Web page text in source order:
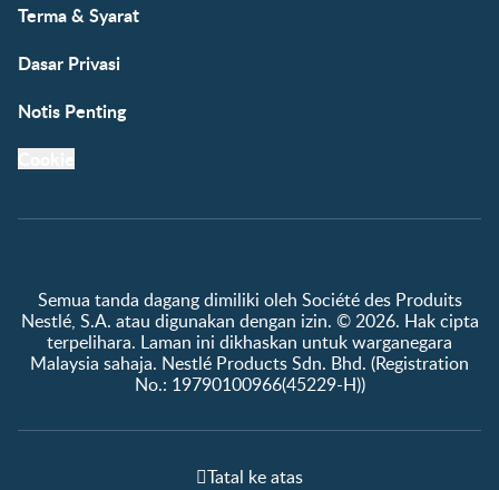
Terma & Syarat
Dasar Privasi
Notis Penting
Semua tanda dagang dimiliki oleh Société des Produits
Nestlé, S.A. atau digunakan dengan izin. © 2026. Hak cipta
terpelihara. Laman ini dikhaskan untuk warganegara
Malaysia sahaja. Nestlé Products Sdn. Bhd. (Registration
No.: 19790100966(45229-H))
Tatal ke atas